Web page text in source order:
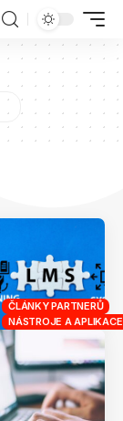
ČLÁNKY PARTNERŮ
NÁSTROJE A APLIKACE